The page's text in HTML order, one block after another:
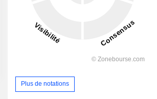
Plus de notations